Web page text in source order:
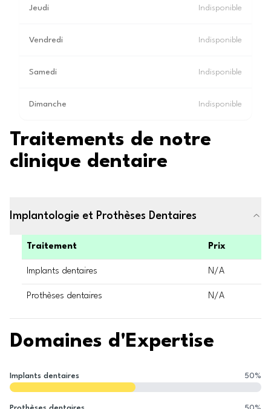
Jeudi Indisponible
Vendredi Indisponible
Samedi Indisponible
Dimanche Indisponible
Traitements de notre
clinique dentaire
Implantologie et Prothèses Dentaires
Traitement Prix
Implants dentaires N/A
Prothèses dentaires N/A
Domaines d'Expertise
Implants dentaires 50%